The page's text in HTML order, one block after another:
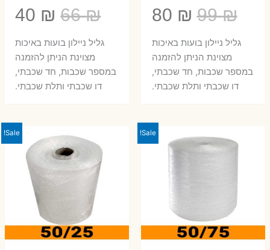
99₪
המחיר
המקורי
היה:
99 ₪.
80 ₪
הנוכחיגליל ניילון בועות באיכות
מצוינת הניתן להזמנה
במספר שכבות, חד שכבתי,
דו שכבתי ותלת שכבתי.
66₪
המחיר
המקורי
היה:
66 ₪.
40 ₪
₪.
גליל ניילון בועות באיכות
מצוינת הניתן להזמנה
במספר שכבות, חד שכבתי,
דו שכבתי ותלת שכבתי.
Sale!
Sale!